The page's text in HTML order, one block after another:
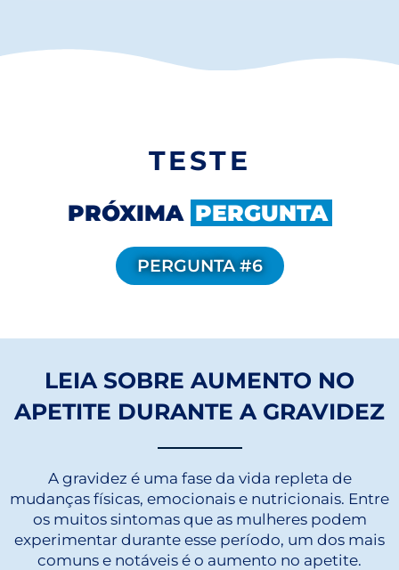
TESTE
PRÓXIMA PERGUNTA
PERGUNTA #6
LEIA SOBRE AUMENTO NO
APETITE DURANTE A GRAVIDEZ
A gravidez é uma fase da vida repleta de
mudanças físicas, emocionais e nutricionais. Entre
os muitos sintomas que as mulheres podem
experimentar durante esse período, um dos mais
comuns e notáveis é o aumento no apetite.